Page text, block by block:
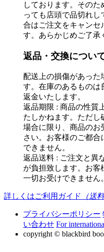
しております。その
っても店頭で品切れ
合はご注文をキャンセ
す。あらかじめご了承
返品・交換につい
配送上の損傷があった
す。在庫のあるものは
返金いたします。
返品期限 : 商品の性質
たしかねます。ただし
場合に限り、商品のお
さい。お客様のご都
できません。
返品送料 : ご注文と異
が負担致します。お客
一切お受けできません。
詳しくはご利用ガイド （送
プライバシーポリシー
い合わせ For
copyright © blackbird